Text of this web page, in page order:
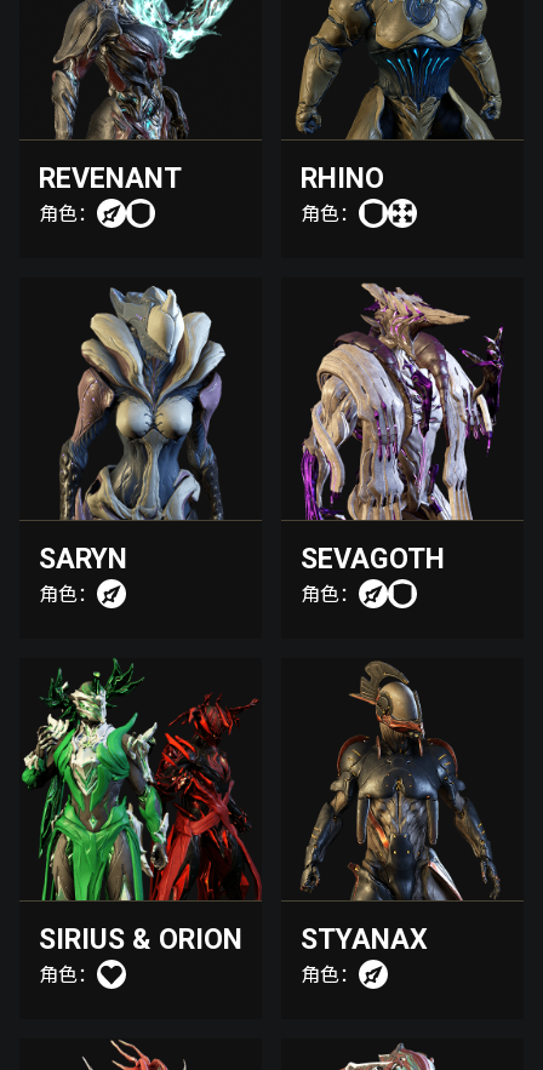
REVENANT
角色：
RHINO
角色：
SARYN
角色：
SEVAGOTH
角色：
SIRIUS & ORION
角色：
STYANAX
角色：